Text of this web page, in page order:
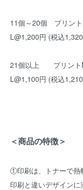
11個～20個 プリント
L@1,200円 (税込
21個以上 プリント
L@1,100円 (税込
＜商品の特徴＞
①印刷は、トナーで熱
印刷と違いデザインに